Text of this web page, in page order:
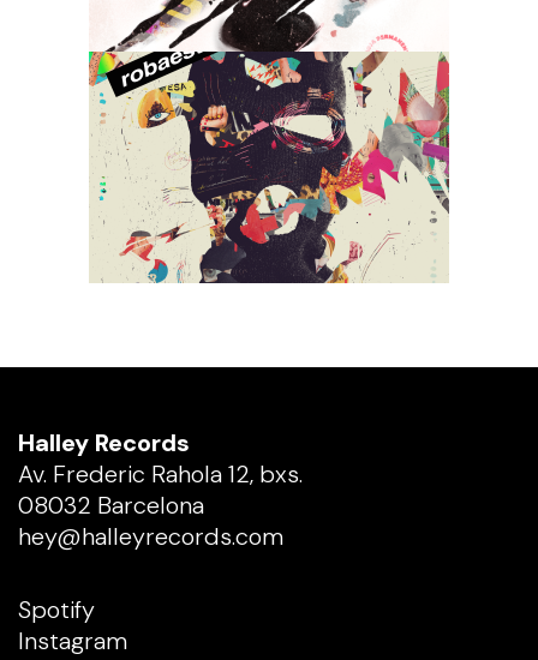
Halley Records
Av. Frederic Rahola 12, bxs.
08032 Barcelona
hey@halleyrecords.com
Spotify
Instagram